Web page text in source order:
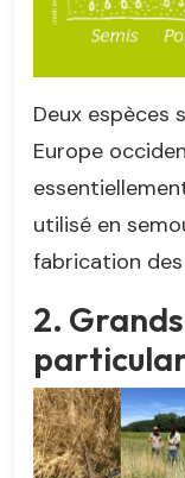
Deux espèces
Europe
utilisé en
fabrication
2.